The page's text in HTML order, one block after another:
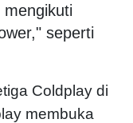
seperti
Coldplay di
membuka